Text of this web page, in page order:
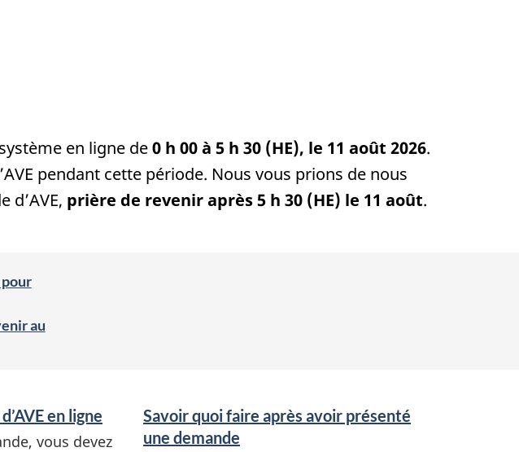
en ligne de0 h 00 à 5 h 30 (HE), le 11 août 2026.
pendant cette période. Nous vous prions de nous
d’AVE, prière de revenir après 5 h 30 (HE) le 11 août.
au
en ligne
vous devez
Savoir quoi faire après avoir présenté
une demande